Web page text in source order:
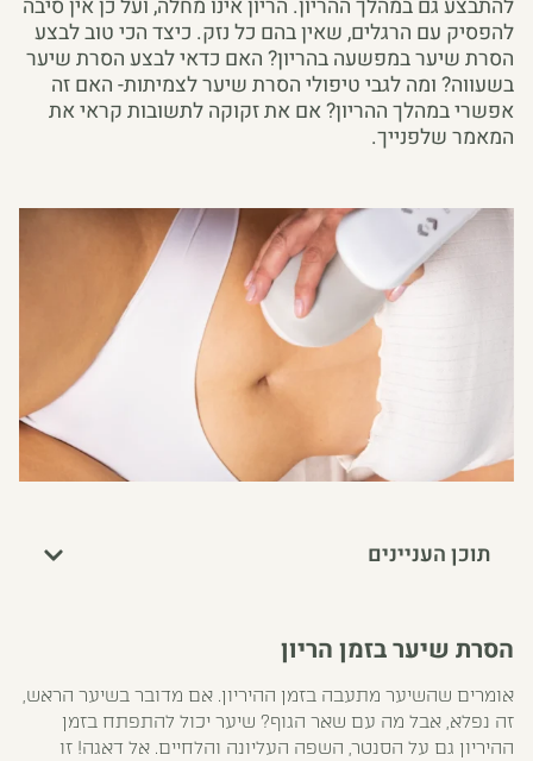
להתבצע גם במהלך ההריון. הריון אינו מחלה, ועל כן אין סיבה
להפסיק עם הרגלים, שאין בהם כל נזק. כיצד הכי טוב לבצע
הסרת שיער במפשעה בהריון? האם כדאי לבצע הסרת שיער
בשעווה? ומה לגבי טיפולי הסרת שיער לצמיתות- האם זה
אפשרי במהלך ההריון? אם את זקוקה לתשובות קראי את
המאמר שלפנייך.
תוכן העניינים
הסרת שיער בזמן הריון
אומרים שהשיער מתעבה בזמן ההיריון. אם מדובר בשיער הראש,
זה נפלא, אבל מה עם שאר הגוף? שיער יכול להתפתח בזמן
ההיריון גם על הסנטר, השפה העליונה והלחיים. אל דאגה! זו